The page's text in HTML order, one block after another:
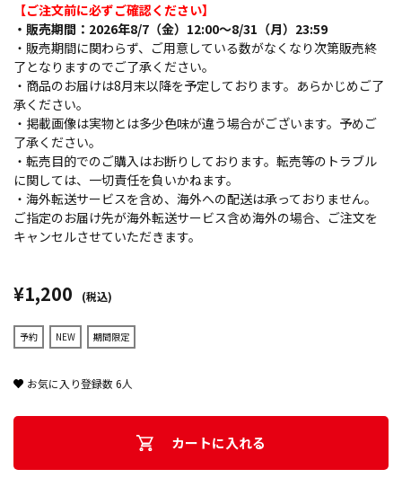
【ご注文前に必ずご確認ください】
・販売期間：2026年8/7（金）12:00～8/31（月）23:59
・販売期間に関わらず、ご用意している数がなくなり次第販売終
了となりますのでご了承ください。
・商品のお届けは8月末以降を予定しております。あらかじめご了
承ください。
・掲載画像は実物とは多少色味が違う場合がございます。予めご
了承ください。
・転売目的でのご購入はお断りしております。転売等のトラブル
に関しては、一切責任を負いかねます。
・海外転送サービスを含め、海外への配送は承っておりません。
ご指定のお届け先が海外転送サービス含め海外の場合、ご注文を
キャンセルさせていただきます。
¥1,200 (税込)
予約 NEW 期間限定
お気に入り登録数6人
カートに入れる